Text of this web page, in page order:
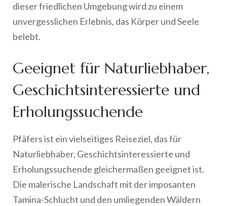
dieser friedlichen Umgebung wird zu einem
unvergesslichen Erlebnis, das Körper und Seele
belebt.
Geeignet für Naturliebhaber,
Geschichtsinteressierte und
Erholungssuchende
Pfäfers ist ein vielseitiges Reiseziel, das für
Naturliebhaber, Geschichtsinteressierte und
Erholungssuchende gleichermaßen geeignet ist.
Die malerische Landschaft mit der imposanten
Tamina-Schlucht und den umliegenden Wäldern